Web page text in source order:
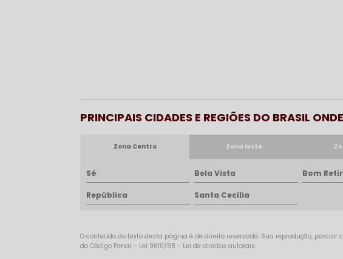
PRINCIPAIS CIDADES E REGIÕES DO BRASIL
Zona Centro Zona leste
Sé Bela Vista Bom
República Santa Cecília
O conteúdo do texto desta página é de direito reservado. Sua reprodução,
do Código Penal – Lei 9610/98 - Lei de direitos autorais.